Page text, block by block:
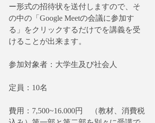
ー形式の招待状を送付しますので、そ
の中の「Google Meetの会議に参加す
る」をクリックするだけでを講義を受
けることが出来ます。
参加対象者：大学生及び社会人
定員：10名
費用：7,500~16.000円　（教材、消費税